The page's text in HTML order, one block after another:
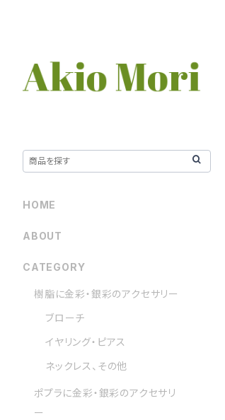
HOME
ABOUT
CATEGORY
樹脂に金彩・銀彩のアクセサリー
ブローチ
イヤリング・ピアス
ネックレス、その他
ポプラに金彩・銀彩のアクセサリ
ー